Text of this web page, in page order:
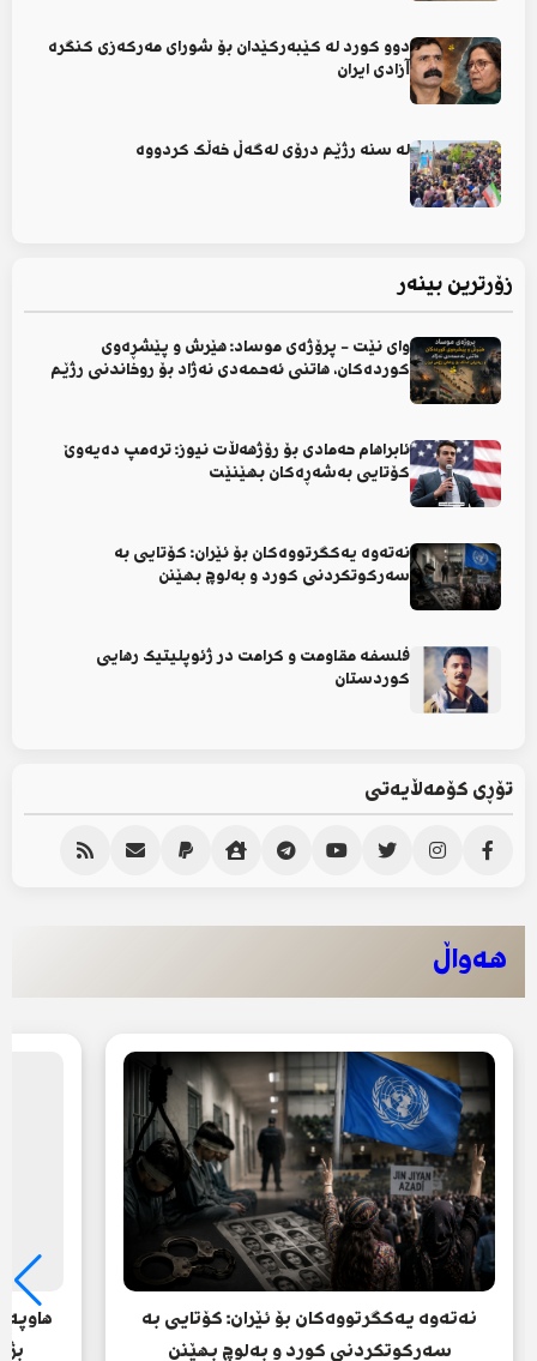
دوو کورد لە کێبەرکێدان بۆ شورای مەرکەزی کنگرە
آزادی ایران
لە سنە رژێم درۆی لەگەڵ خەڵک کردووە
تۆڕی کۆمەڵایەتی
زۆرترین بینەر
وای نێت - پرۆژەی موساد: هێرش و پێشڕەوی
کوردەکان، هاتنی ئەحمەدی نەژاد بۆ روخاندنی رژێم
ئابراهام حەمادی بۆ رۆژهەڵات نیوز: ترەمپ دەیەوێ
کۆتایی بەشەڕەکان بهێنێت
نەتەوە یەکگرتووەکان بۆ ئێران: کۆتایی بە
سەرکوتکردنی کورد و بەلوچ بهێنن
فلسفە مقاومت و کرامت در ژئوپلیتیک رهایی
کوردستان
هەواڵ
نەتەوە یەکگرتووەکان بۆ ئێران: کۆتایی بە
سەرکوتکردنی کورد و بەلوچ بهێنن